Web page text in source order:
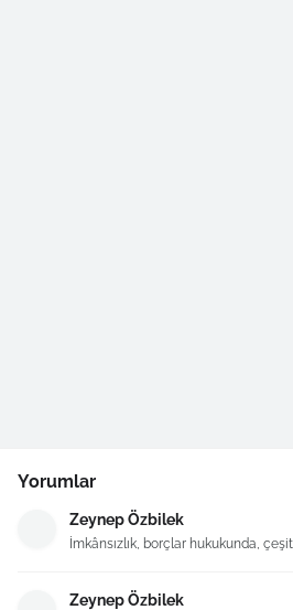
Yorumlar
Zeynep Özbilek
İmkânsızlık, borçlar hukukunda,
Zeynep Özbilek